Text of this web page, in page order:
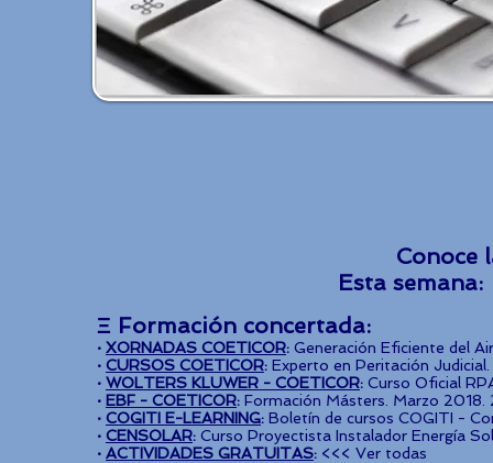
Conoce
Esta
Ξ Formación concertada:
· XORNADAS COETICOR: Generación Eficiente del
· CURSOS COETICOR: Experto en Peritación
· WOLTERS KLUWER - COETICOR: Curso Oficial
· EBF - COETICOR: Formación Másters. Marzo 2018.
· COGITI E-LEARNING: Boletín de cursos COGITI -
· CENSOLAR: Curso Proyectista Instalador Energía
· ACTIVIDADES GRATUITAS: <<< Ver todas